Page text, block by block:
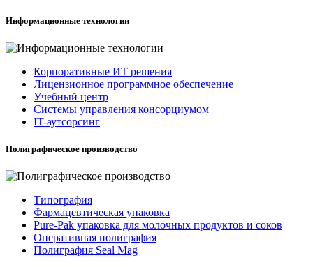
Информационные технологии
Корпоративные ИТ решения
Лицензионное программное обеспечение
Учебный центр
Системы управления консорциумом
IT-аутсорсинг
Полиграфическое производство
Типография
Фармацевтическая упаковка
Pure-Pak упаковка для молочных продуктов и соков
Оперативная полиграфия
Полиграфия Seal Mag